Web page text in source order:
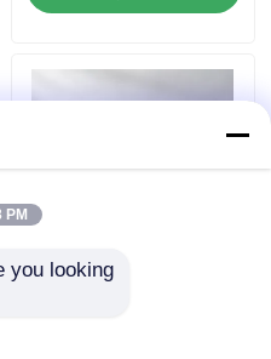
PM
you looking